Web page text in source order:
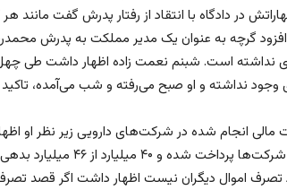
در دادگاه با انتقاد از رفتار پدرش گفت مانند
گرچه به عنوان یک مدیر مملکت به پدرش
نداشته است. شبنم نعمت زاده اظهار داشت طی
وجود نداشته و او صبح می‌رفته و شب می‌آمده،
انجام شده در شرکت‌های دارویی زیر نظر او
۲۰۰ میلیارد تومان از بدهی
تصرف اموال دیگران نیست اظهار داشت اگر قصد